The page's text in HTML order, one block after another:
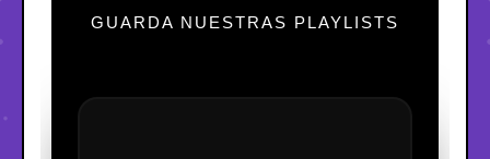
GUARDA NUESTRAS PLAYLISTS